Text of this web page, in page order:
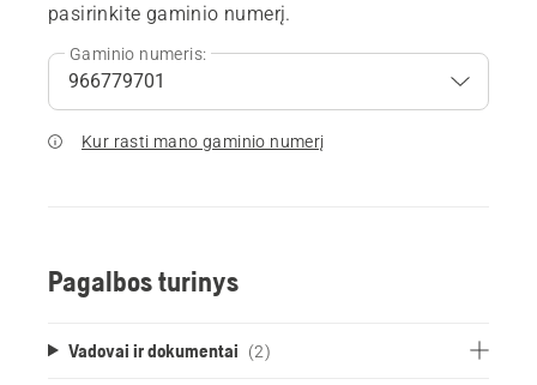
pasirinkite gaminio numerį.
Gaminio numeris:
Kur rasti mano gaminio numerį
Pagalbos turinys
Vadovai ir dokumentai (2)